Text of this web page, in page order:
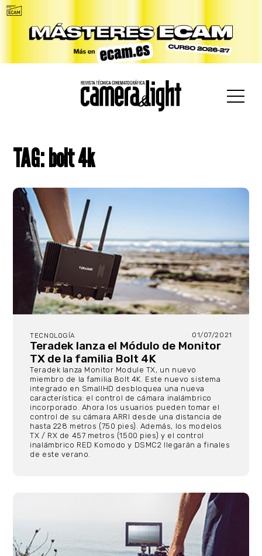
TAG: bolt 4k
TECNOLOGÍA 01/07/2021
Teradek lanza el Módulo de Monitor
TX de la familia Bolt 4K
Teradek lanza Monitor Module TX, un nuevo
miembro de la familia Bolt 4K. Este nuevo sistema
integrado en SmallHD desbloquea una nueva
característica: el control de cámara inalámbrico
incorporado. Ahora los usuarios pueden tomar el
control de su cámara ARRI desde una distancia de
hasta 228 metros (750 pies). Además, los modelos
TX / RX de 457 metros (1500 pies) y el control
inalámbrico RED Komodo y DSMC2 llegarán a finales
de este verano.